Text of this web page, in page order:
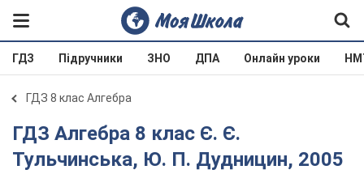
ГДЗ Підручники ЗНО ДПА Онлайн уроки
ГДЗ 8 клас Алгебра
ГДЗ Алгебра 8 клас Є. Є.
Тульчинська, Ю. П. Дудницин, 2005